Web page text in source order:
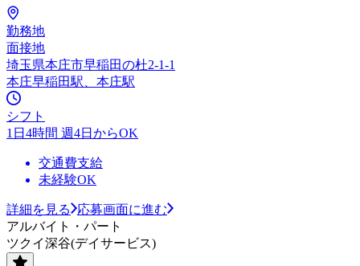
勤務地
面接地
埼玉県本庄市早稲田の杜2-1-1
本庄早稲田駅、本庄駅
シフト
1日4時間 週4日からOK
交通費支給
未経験OK
詳細を見る
応募画面に進む
アルバイト・パート
ツクイ深谷(デイサービス)